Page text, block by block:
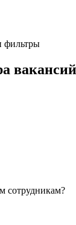
фильтры
вакансий
сотрудникам?